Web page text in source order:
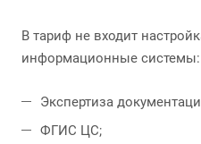
В тариф не входит
информационные системы:
Экспертиза
ФГИС ЦС;